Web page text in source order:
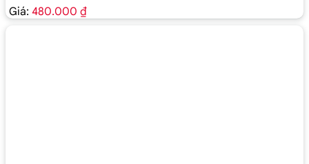
Giá: 480.000 ₫